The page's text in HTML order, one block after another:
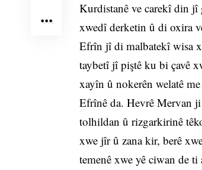
Kurdistanê ve carekî din jî
xwedî derketin û di oxira
Efrîn jî di malbatekî wisa
taybetî jî piştê ku bi çavê
xayîn û nokerên welatê
Efrînê da. Hevrê Mervan
tolhildan û rizgarkirinê
xwe jîr û zana kir, berê
temenê xwe yê ciwan de